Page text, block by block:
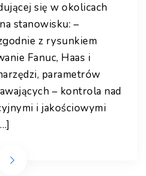
się w okolicach
stanowisku: –
z rysunkiem
Fanuc, Haas i
parametrów
– kontrola nad
i jakościowymi